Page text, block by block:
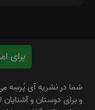
برای اموات
شما در نشریه آی پُرسِه
و برای دوستان و